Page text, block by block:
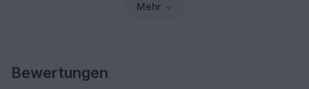
Mehr
Bewertungen